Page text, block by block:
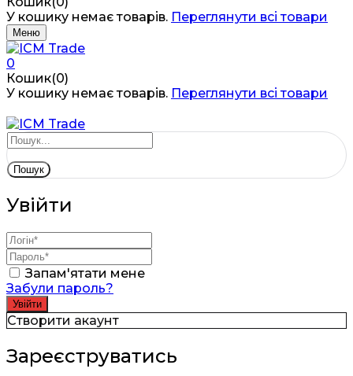
У кошику немає товарів. Переглянути всі товари
Меню
0
Кошик(0)
У кошику немає товарів. Переглянути всі товари
Пошук
Увійти
Запам'ятати мене
Забули пароль?
Створити акаунт
Зареєструватись